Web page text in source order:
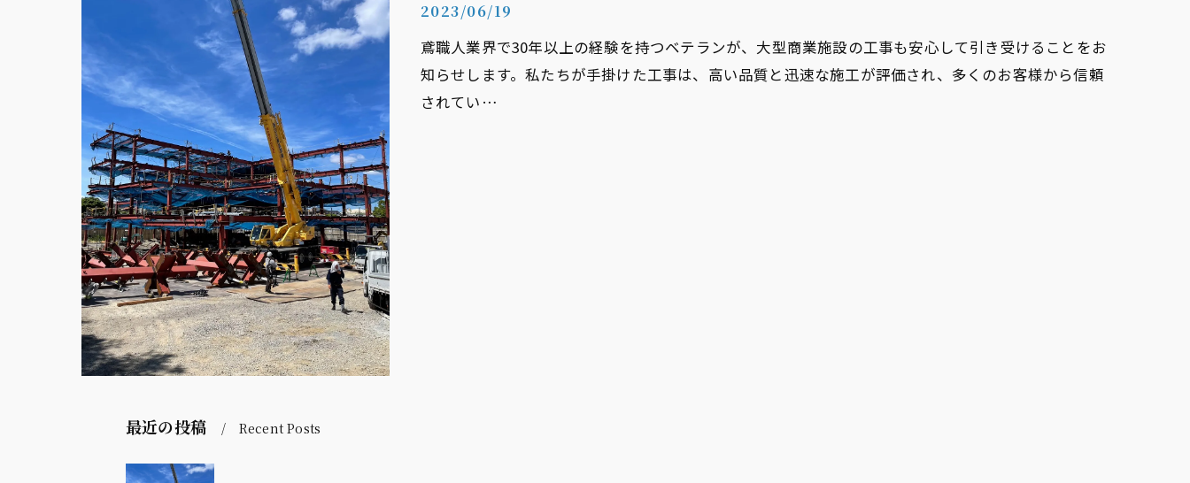
2023/06/19
鳶職人業界で30年以上の経験を持つベテランが、大型商業施設の工事も安心して引き受けることをお
知らせします。私たちが手掛けた工事は、高い品質と迅速な施工が評価され、多くのお客様から信頼
されてい…
最近の投稿 Recent Posts